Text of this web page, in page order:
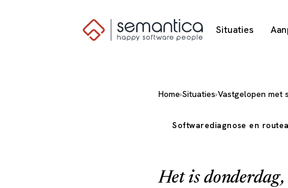
Situaties
Home›Situaties›Vastgelopen met
Softwarediagnose en
Het is